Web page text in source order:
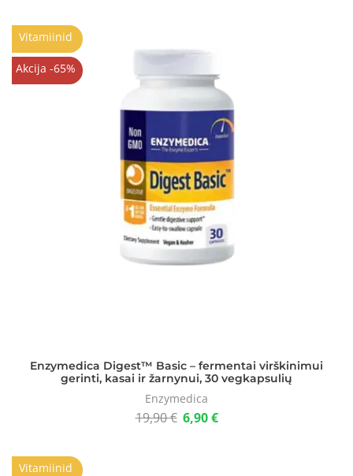
Vitamiinid
Akcija -65%
Enzymedica Digest™ Basic – fermentai virškinimui
gerinti, kasai ir žarnynui, 30 vegkapsulių
Enzymedica
19,90€ 6,90€
Vitamiinid